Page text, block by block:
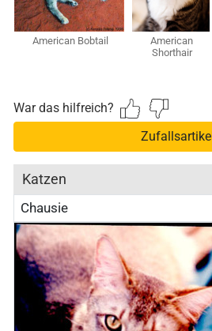
American Bobtail
American
Shorthair
War das hilfreich?
Zufallsartikel
Katzen
Chausie